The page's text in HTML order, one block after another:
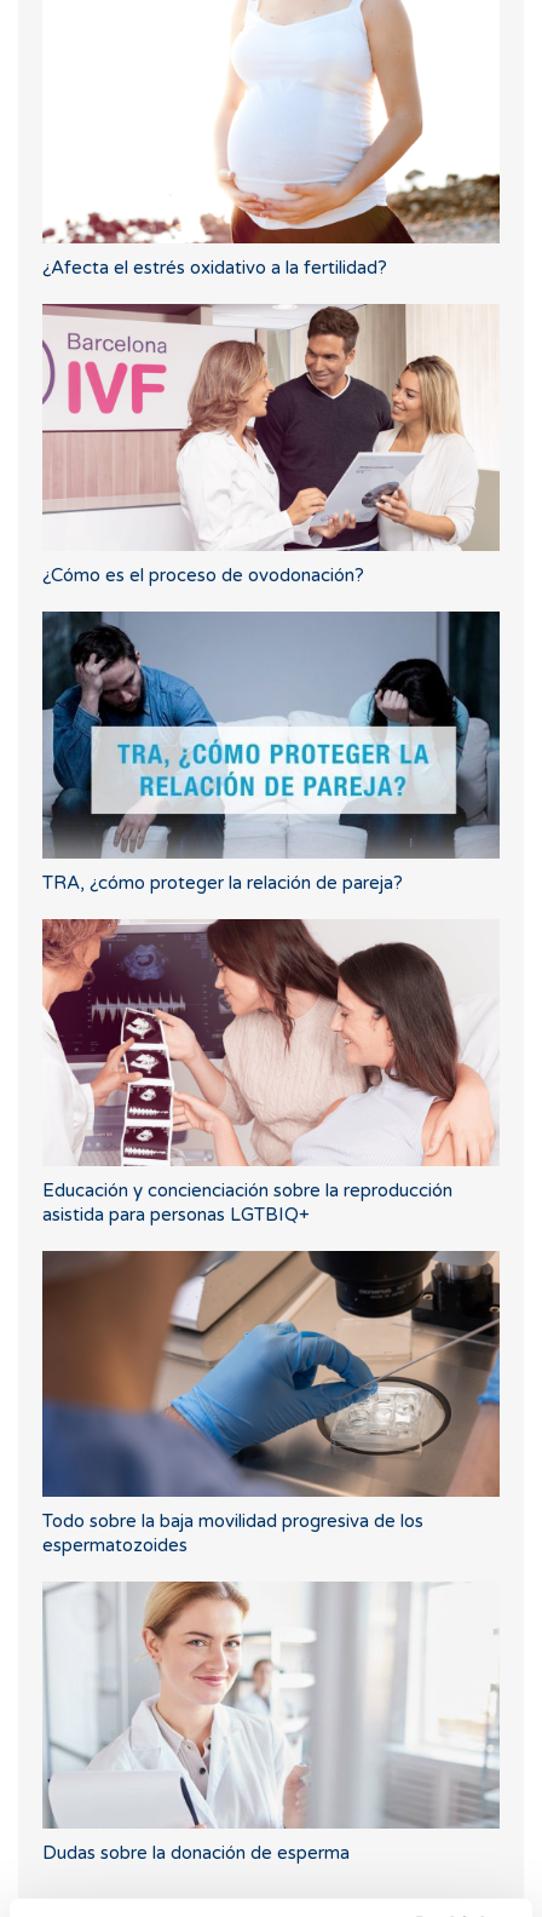
¿Afecta el estrés oxidativo a la fertilidad?
¿Cómo es el proceso de ovodonación?
TRA, ¿cómo proteger la relación de pareja?
Educación y concienciación sobre la reproducción
asistida para personas LGTBIQ+
Todo sobre la baja movilidad progresiva de los
espermatozoides
Dudas sobre la donación de esperma